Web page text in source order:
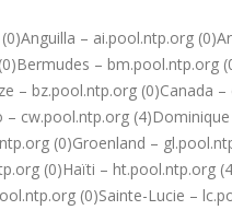
– ai.pool.ntp.org
– bm.pool.ntp.org
– bz.pool.ntp.org (0)Canada
– cw.pool.ntp.org
(0)Groenland –
(0)Haïti – ht.pool.ntp.org
(0)Sainte-Lucie –